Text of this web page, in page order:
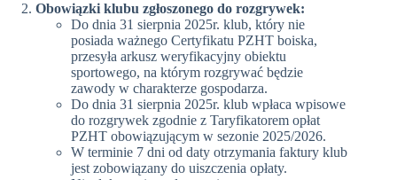
Obowiązki klubu zgłoszonego do rozgrywek:
Do dnia 31 sierpnia 2025r. klub, który nie
posiada ważnego Certyfikatu PZHT boiska,
przesyła arkusz weryfikacyjny obiektu
sportowego, na którym rozgrywać będzie
zawody w charakterze gospodarza.
Do dnia 31 sierpnia 2025r. klub wpłaca wpisowe
do rozgrywek zgodnie z Taryfikatorem opłat
PZHT obowiązującym w sezonie 2025/2026.
W terminie 7 dni od daty otrzymania faktury klub
jest zobowiązany do uiszczenia opłaty.